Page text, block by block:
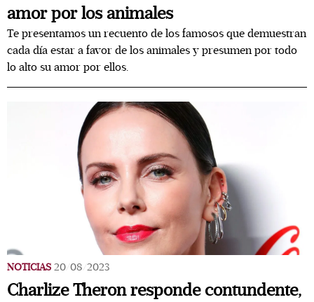
amor por los animales
Te presentamos un recuento de los famosos que demuestran
cada día estar a favor de los animales y presumen por todo
lo alto su amor por ellos.
NOTICIAS 20/08/2023
Charlize Theron responde contundente,